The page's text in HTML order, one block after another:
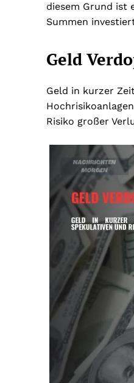
diesem Grund ist
Summen
Geld
Geld in kurzer
Risiko großer